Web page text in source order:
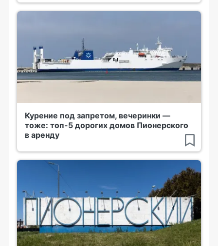
Курение под запретом, вечеринки —
тоже: топ-5 дорогих домов Пионерского
в аренду